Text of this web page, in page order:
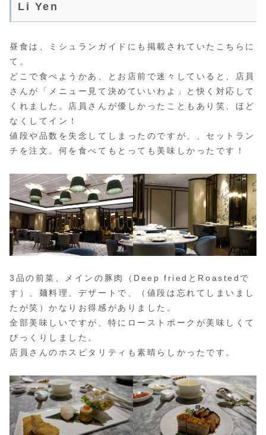
Li Yen
昼食は、ミシュランガイドにも掲載されていたこちらに
て。
どこで食べようかあ、とお店前で迷々していると、店員
さんが「メニュー見て決めていいわよ」と快く対応して
くれました。店員さんが優しかったこともあり笑、ほど
なくしてイン！
値段や品数を失念してしまったのですが、、セットラン
チを注文。何を食べてもとっても美味しかったです！
3品の前菜、メインの豚肉（Deep friedとRoastedで
す）、麺料理、デザートで、（値段は忘れてしまいまし
たが笑）かなりお得感がありました。
全部美味しいですが、特にローストポークが美味しくて
びっくりしました。
店員さんのホスピタリティも素晴らしかったです。